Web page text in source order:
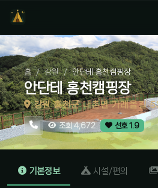
홈 강원 안단테 홍천캠핑장
안단테 홍천캠핑장
강원 홍천군 내촌면 가래올길
조회 4,672 선호 1.9
기본정보 시설/편의